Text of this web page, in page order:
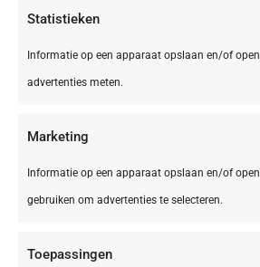
Statistieken
Informatie op een apparaat opslaan en/of
advertenties meten.
Marketing
Informatie op een apparaat opslaan en/of
gebruiken om advertenties te selecteren.
Toepassingen